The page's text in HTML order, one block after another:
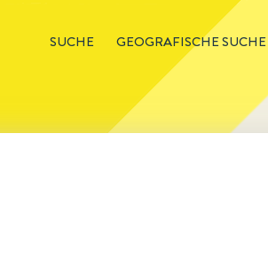
SUCHE GEOGRAFISCHE SUCHE